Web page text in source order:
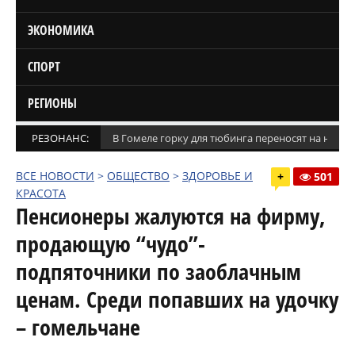
ЭКОНОМИКА
СПОРТ
РЕГИОНЫ
РЕЗОНАНС: В Гомеле горку для тюбинга переносят на
ВСЕ НОВОСТИ > ОБЩЕСТВО > ЗДОРОВЬЕ И
КРАСОТА
+ 501
Пенсионеры жалуются на фирму,
продающую “чудо”-
подпяточники по заоблачным
ценам. Среди попавших на удочку
– гомельчане